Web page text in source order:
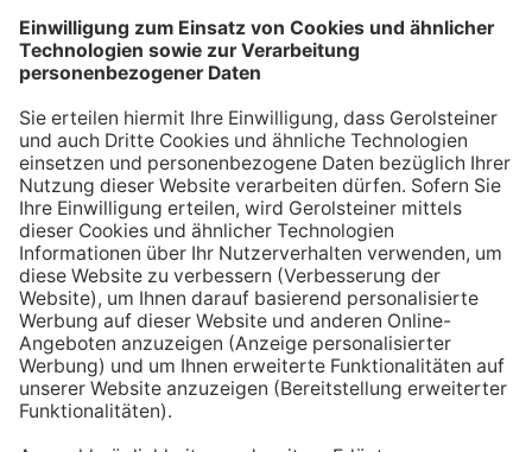
hinnehmen.
Tipp #2: Trinke direkt nach dem Aufstehen
Über Nacht verliert dein Körper Flüssigkeit. Um gut in
den Tag zu starten, solltest du deshalb direkt nach dem
Aufstehen ein großes Glas Wasser trinken. Stelle dir
zum Beispiel eine Flasche Mineralwasser direkt ans
Bett, damit du dieses kleine Morgenritual sofort
durchführen kannst.
Tipp #3: Vor und während jeder Mahlzeit
ein Glas Wasser trinken
Dadurch verknüpfst du das Trinken mit einem Ereignis.